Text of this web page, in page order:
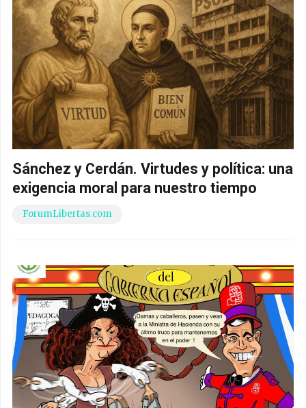
Sánchez y Cerdán. Virtudes y política: una
exigencia moral para nuestro tiempo
ForumLibertas.com